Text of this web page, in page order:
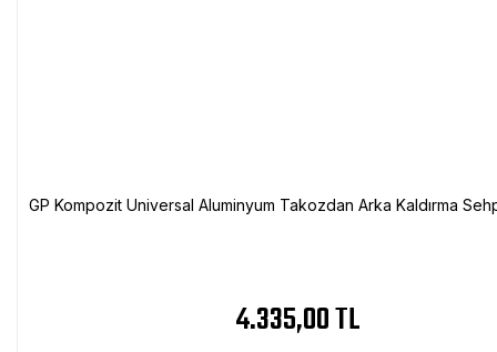
GP Kompozit Universal Aluminyum Takozdan Arka Kaldırma
4.335,00 TL